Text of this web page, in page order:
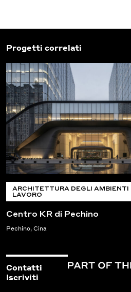
Progetti correlati
ARCHITETTURA DEGLI AMBIENTI
LAVORO
Centro KR di Pechino
Pechino, Cina
Contatti
Iscriviti